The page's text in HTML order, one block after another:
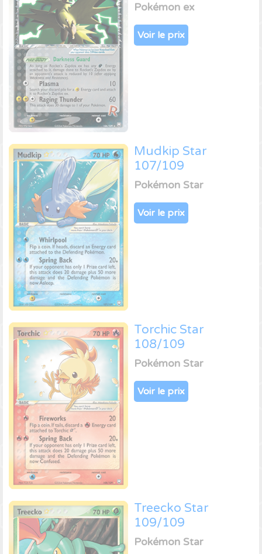
Pokémon ex
Voir le prix
Mudkip Star
107/109
Pokémon Star
Voir le prix
Torchic Star
108/109
Pokémon Star
Voir le prix
Treecko Star
109/109
Pokémon Star